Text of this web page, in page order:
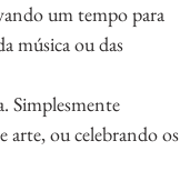
um tempo para
música ou das
Simplesmente
arte, ou celebrando os